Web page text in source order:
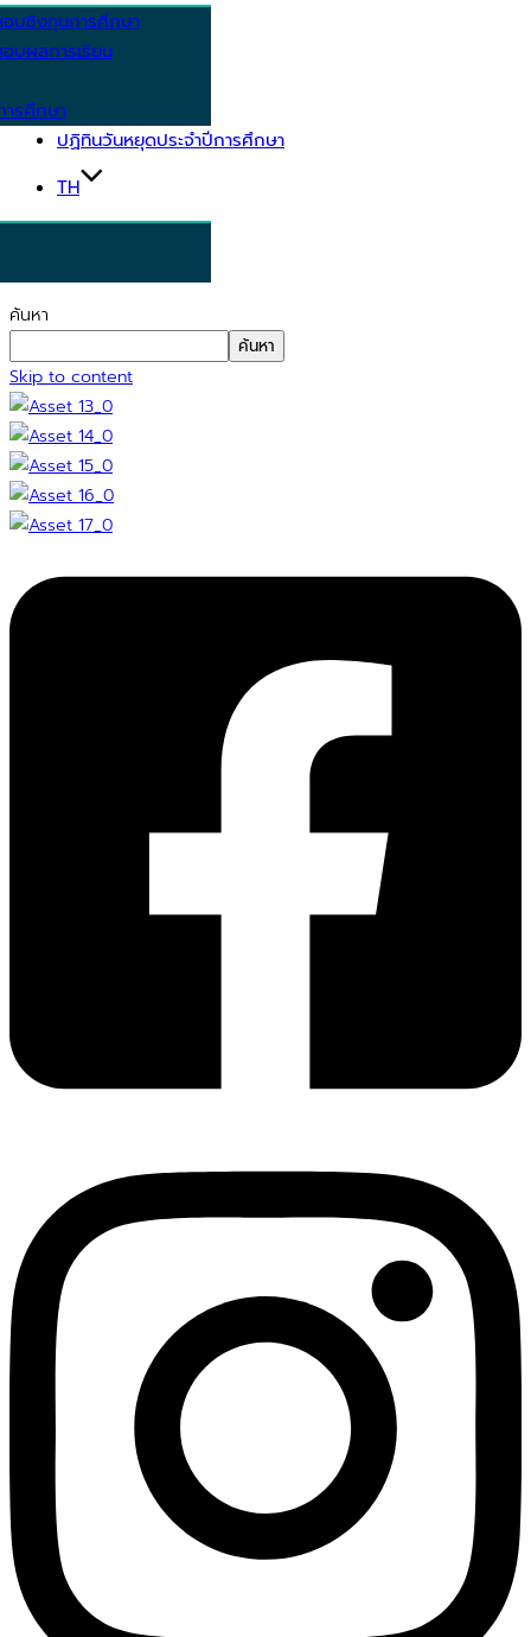
บชิงทุนการศึกษา
บผลการเรียน
รศึกษา
ปฏิทินวันหยุดประจำปีการศึกษา
TH
ค้นหา
ค้นหา
Skip to content